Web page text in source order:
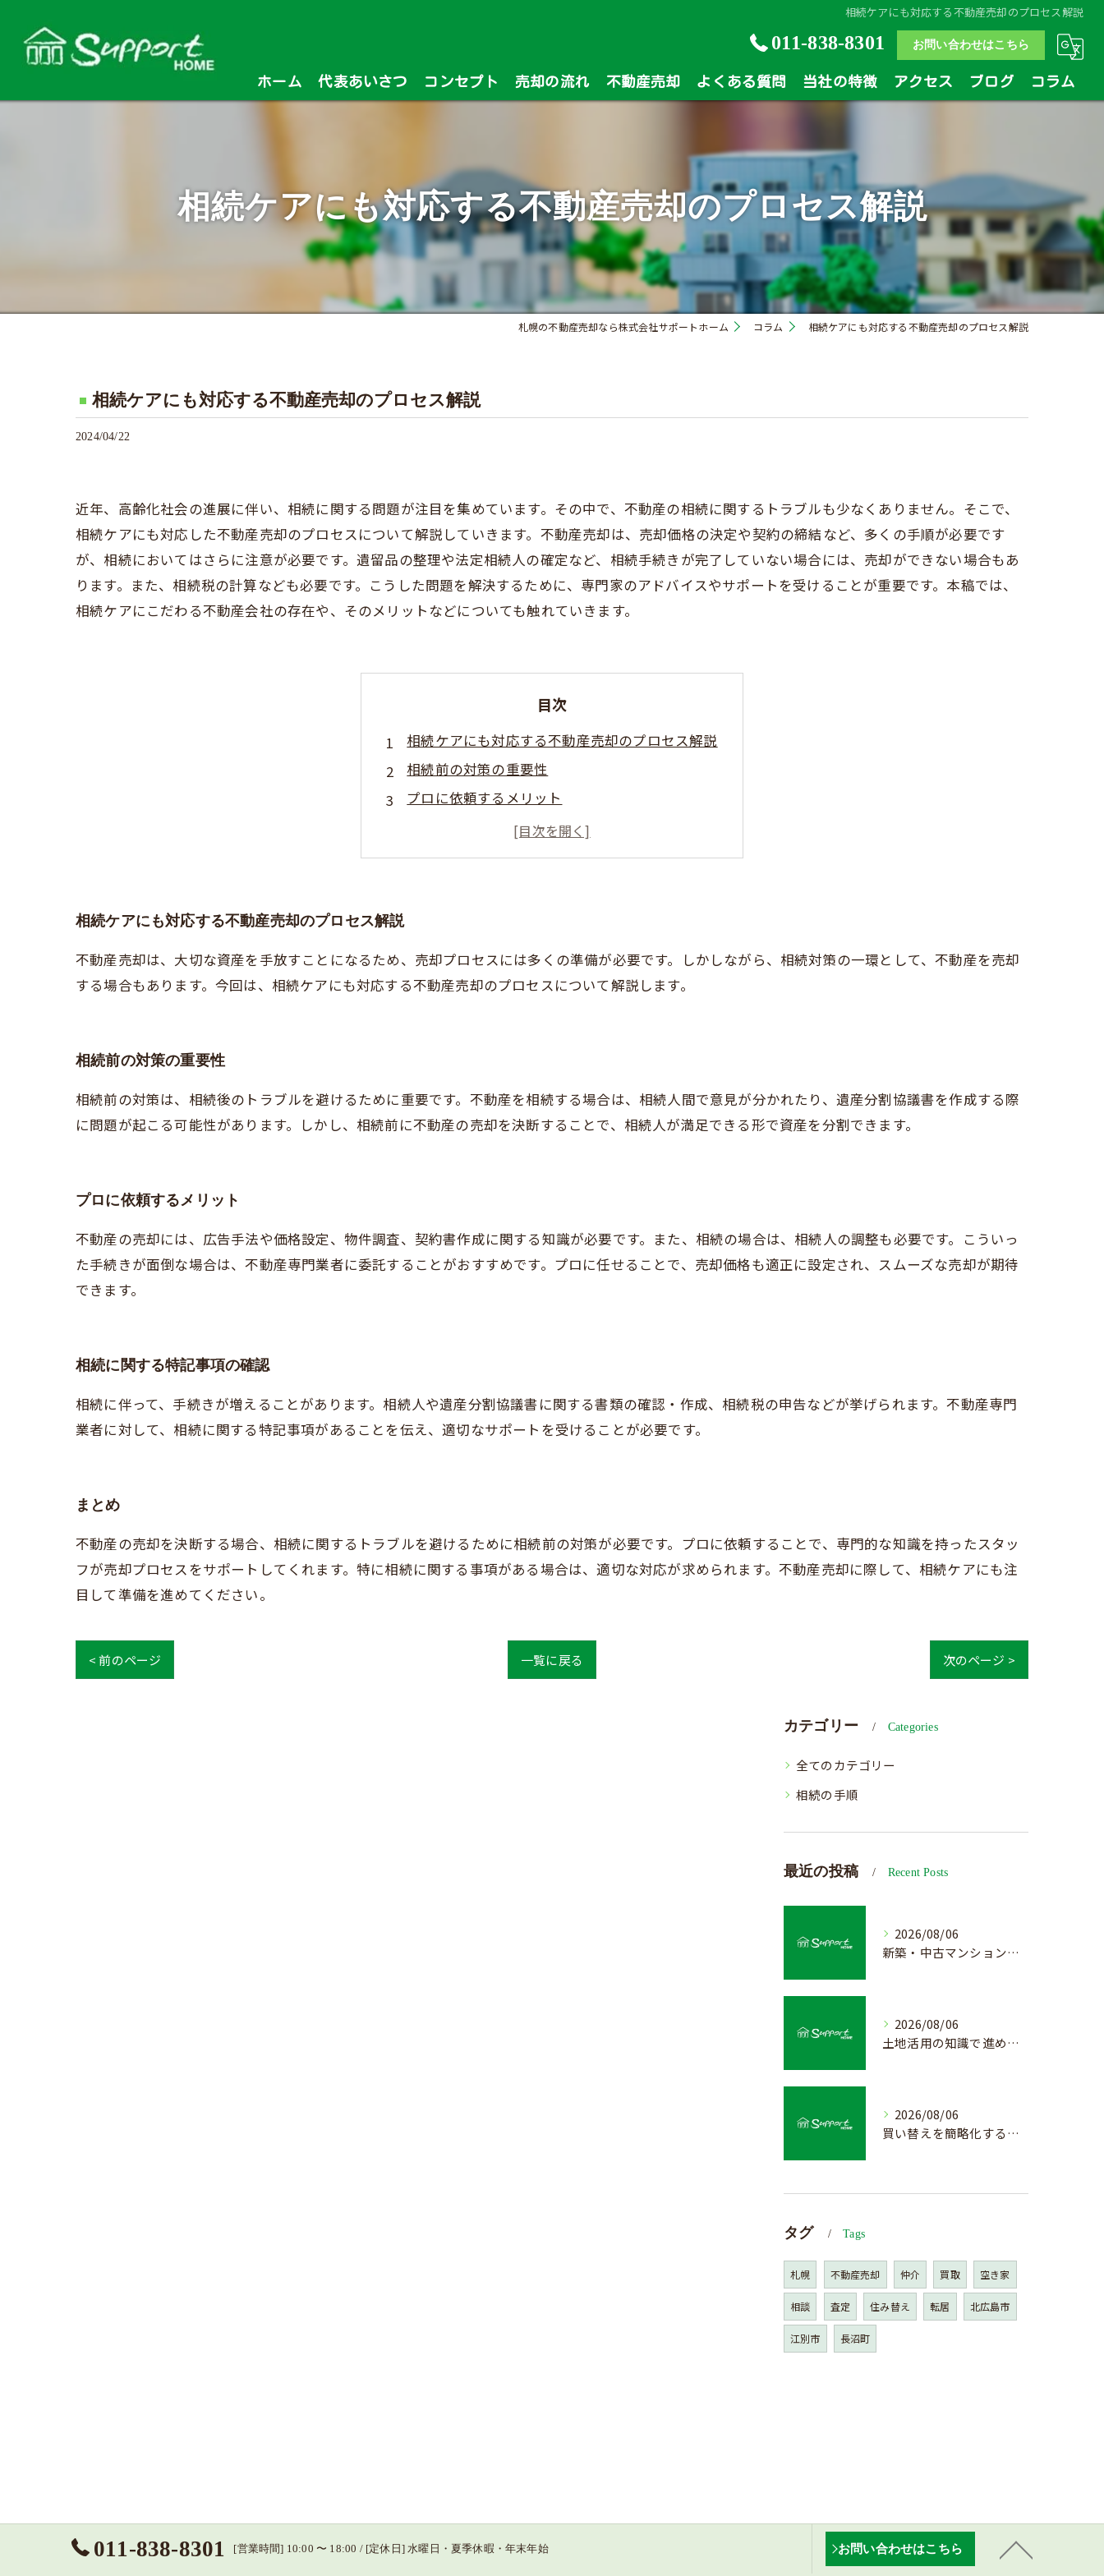
相続ケアにも対応する不動産売却のプロセス解説
011-838-8301 お問い合わせはこちら
ホーム 代表あいさつ コンセプト 売却の流れ 不動産売却 よくある質問 当社の特徴
戸建
マンション
相続
買い替え
アクセス ブログ コラム
相続ケアにも対応する不動産売却のプロセス解説
札幌の不動産売却なら株式会社サポートホーム コラム 相続ケアにも対応する不動産売却のプロセス解説
相続ケアにも対応する不動産売却のプロセス解説
2024/04/22
近年、高齢化社会の進展に伴い、相続に関する問題が注目を集めています。その中で、不動産の相続に関するトラブルも少なくありません。そこで、
相続ケアにも対応した不動産売却のプロセスについて解説していきます。不動産売却は、売却価格の決定や契約の締結など、多くの手順が必要です
が、相続においてはさらに注意が必要です。遺留品の整理や法定相続人の確定など、相続手続きが完了していない場合には、売却ができない場合もあ
ります。また、相続税の計算なども必要です。こうした問題を解決するために、専門家のアドバイスやサポートを受けることが重要です。本稿では、
相続ケアにこだわる不動産会社の存在や、そのメリットなどについても触れていきます。
目次
相続ケアにも対応する不動産売却のプロセス解説
相続前の対策の重要性
プロに依頼するメリット
相続に関する特記事項の確認
まとめ
相続ケアにも対応する不動産売却のプロセス解説
不動産売却は、大切な資産を手放すことになるため、売却プロセスには多くの準備が必要です。しかしながら、相続対策の一環として、不動産を売却
する場合もあります。今回は、相続ケアにも対応する不動産売却のプロセスについて解説します。
相続前の対策の重要性
相続前の対策は、相続後のトラブルを避けるために重要です。不動産を相続する場合は、相続人間で意見が分かれたり、遺産分割協議書を作成する際
に問題が起こる可能性があります。しかし、相続前に不動産の売却を決断することで、相続人が満足できる形で資産を分割できます。
プロに依頼するメリット
不動産の売却には、広告手法や価格設定、物件調査、契約書作成に関する知識が必要です。また、相続の場合は、相続人の調整も必要です。こういっ
た手続きが面倒な場合は、不動産専門業者に委託することがおすすめです。プロに任せることで、売却価格も適正に設定され、スムーズな売却が期待
できます。
相続に関する特記事項の確認
相続に伴って、手続きが増えることがあります。相続人や遺産分割協議書に関する書類の確認・作成、相続税の申告などが挙げられます。不動産専門
業者に対して、相続に関する特記事項があることを伝え、適切なサポートを受けることが必要です。
まとめ
不動産の売却を決断する場合、相続に関するトラブルを避けるために相続前の対策が必要です。プロに依頼することで、専門的な知識を持ったスタッ
フが売却プロセスをサポートしてくれます。特に相続に関する事項がある場合は、適切な対応が求められます。不動産売却に際して、相続ケアにも注
目して準備を進めてください。
< 前のページ 一覧に戻る 次のページ >
カテゴリー Categories
全てのカテゴリー
相続の手順
最近の投稿 Recent Posts
2026/08/06
新築・中古マンション売却の価値を見極める査定方法
2026/08/06
土地活用の知識で進める不動産売却成功法
2026/08/06
買い替えを簡略化する不動産売却の流れ解説
タグ Tags
札幌 不動産売却 仲介 買取 空き家
相談 査定 住み替え 転居 北広島市
江別市 長沼町
011-838-8301 [営業時間] 10:00 〜 18:00 / [定休日] 水曜日・夏季休暇・年末年始 お問い合わせはこちら